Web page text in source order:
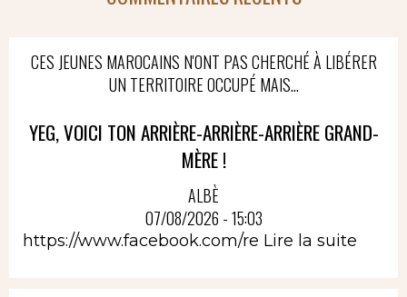
CES JEUNES MAROCAINS N'ONT PAS CHERCHÉ À LIBÉRER
UN TERRITOIRE OCCUPÉ MAIS...
YEG, VOICI TON ARRIÈRE-ARRIÈRE-ARRIÈRE GRAND-
MÈRE !
ALBÈ
07/08/2026 - 15:03
https://www.facebook.com/re Lire la suite